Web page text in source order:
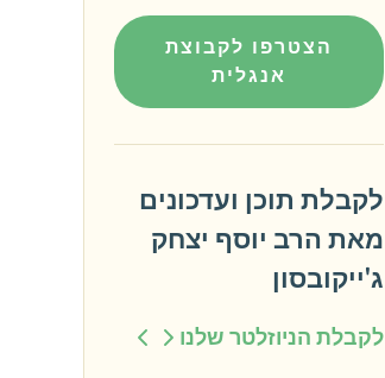
הצטרפו לקבוצת
אנגלית
לקבלת תוכן ועדכונים
מאת הרב יוסף יצחק
ג'ייקובסון
לקבלת הניוזלטר שלנו